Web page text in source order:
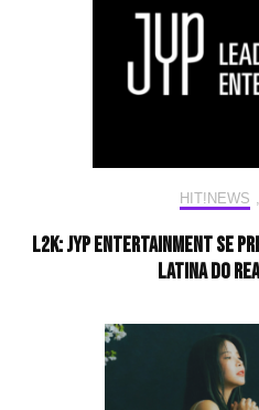
HIT!NEWS ,
L2K: JYP Entertainment se
latina do